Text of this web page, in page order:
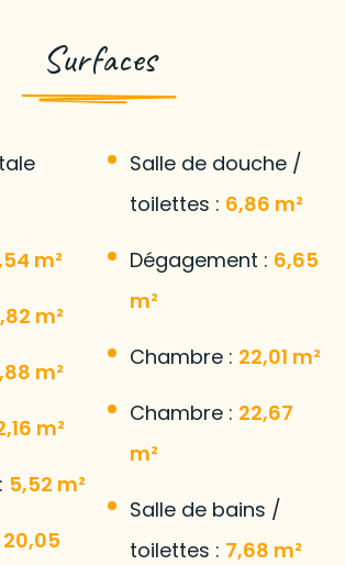
Surfaces
m²
m²
m²
m²
5,52 m²
20,05
Salle de douche /
toilettes : 6,86 m²
Dégagement : 6,65
m²
Chambre : 22,01 m²
Chambre : 22,67
m²
Salle de bains /
toilettes : 7,68 m²